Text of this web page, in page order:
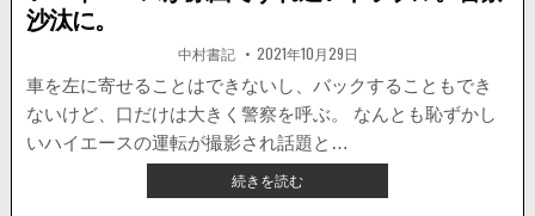
故。
当
て
ら
れ
た
車
が
沙汰に。
著
者:
中村書記 掲
載
日：
2021年10月29日
車を左に寄せることはできないし、バックすることもでき
ないけど、口だけは大きく警察を呼ぶ。 なんとも恥ずかし
いハイエースの運転が撮影され話題と…
続きを読む【国
内